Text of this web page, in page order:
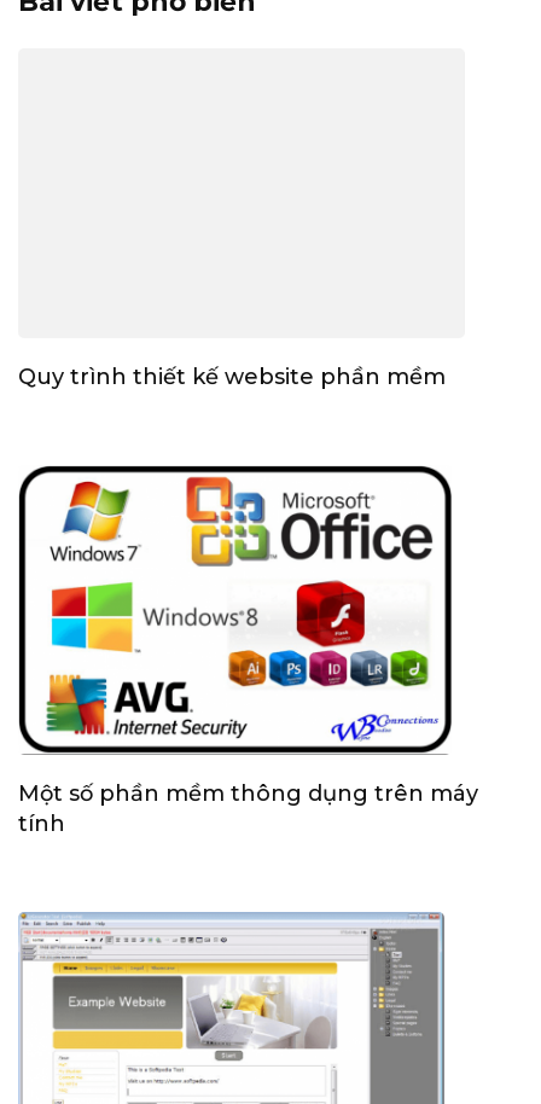
Quy trình thiết kế website phần mềm
Một số phần mềm thông dụng trên máy
tính